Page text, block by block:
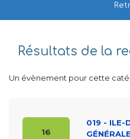
Résultats de la
Un évènement pour cette
16
019 - ILE-
GÉNÉRALE